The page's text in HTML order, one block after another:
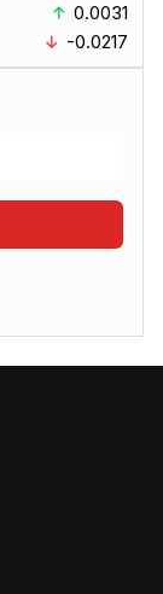
0.0031
-0.0217